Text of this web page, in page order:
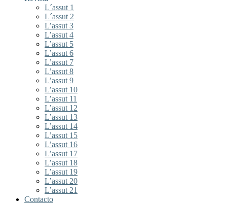
L´assut 1
L´assut 2
L’assut 3
L’assut 4
L’assut 5
L’assut 6
L’assut 7
L’assut 8
L’assut 9
L’assut 10
L’assut 11
L’assut 12
L’assut 13
L’assut 14
L’assut 15
L’assut 16
L’assut 17
L’assut 18
L’assut 19
L’assut 20
L’assut 21
Contacto